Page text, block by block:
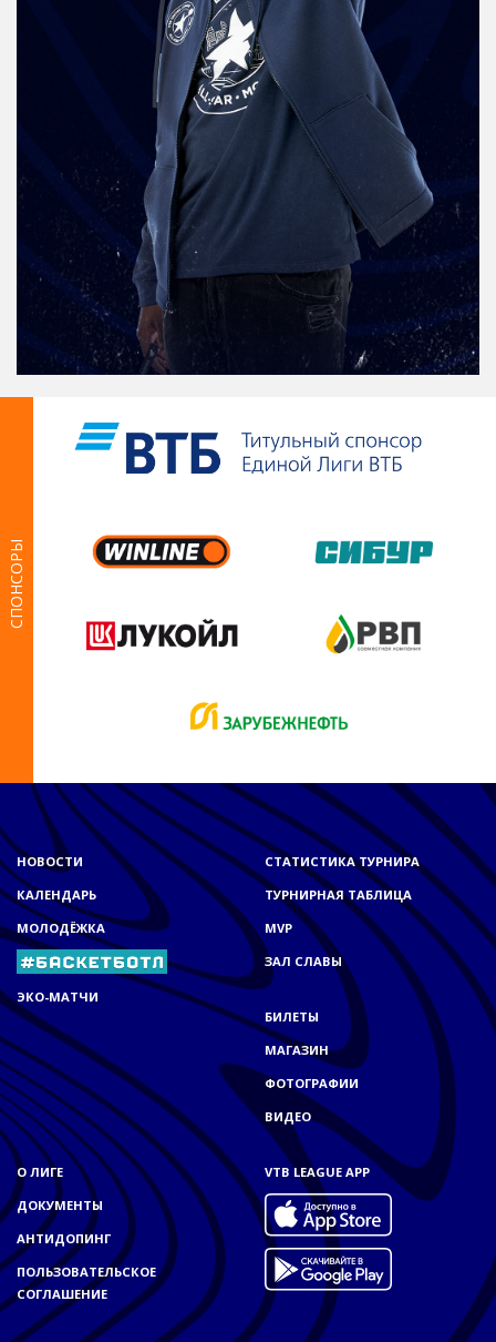
СПОНСОРЫ
НОВОСТИ
КАЛЕНДАРЬ
МОЛОДЁЖКА
ЭКО-МАТЧИ
СТАТИСТИКА ТУРНИРА
ТУРНИРНАЯ ТАБЛИЦА
MVP
ЗАЛ СЛАВЫ
БИЛЕТЫ
МАГАЗИН
ФОТОГРАФИИ
ВИДЕО
О ЛИГЕ
ДОКУМЕНТЫ
АНТИДОПИНГ
ПОЛЬЗОВАТЕЛЬСКОЕ
СОГЛАШЕНИЕ
VTB LEAGUE APP